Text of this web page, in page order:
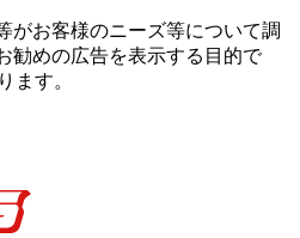
がお客様のニーズ等について調
勧めの広告を表⽰する⽬的で
ます。